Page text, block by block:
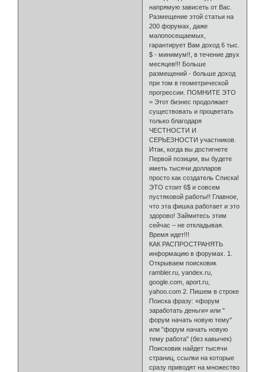
напрямую зависеть от Вас.
Размещение этой статьи на
200 форумах, даже
малопосещаемых,
гарантирует Вам доход 6 тыс.
$ - минимум!!, в течение двух
месяцев!!! Больше
размещений - больше доход
при том в геометрической
прогрессии. ПОМНИТЕ ЭТО
= Этот бизнес продолжает
существовать и процветать
только благодаря
ЧЕСТНОСТИ И
СЕРЬЕЗНОСТИ участников.
Итак, когда вы достигнете
Первой позиции, вы будете
иметь тысячи долларов
просто как создатель Списка!
ЭТО стоит 6$ и совсем
пустяковой работы!! Главное,
что эта фишка работает и это
здорово! Займитесь этим
сейчас – не откладывая.
Время идет!!!
КАК РАСПРОСТРАНЯТЬ
информацию в форумах. 1.
Открываем поисковик
rambler.ru, yandex.ru,
google.com, aport.ru,
yahoo.com 2. Пишем в строке
Поиска фразу: «форум
заработать деньги» или "
форум начать новую тему"
или "форум начать новую
тему работа" (без кавычек)
Поисковик найдет тысячи
страниц, ссылки на которые
сразу приводят на множество